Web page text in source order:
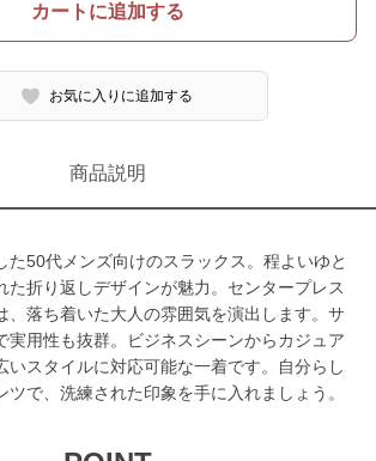
カートに追加する
お気に入りに追加する
商品説明
た50代メンズ向けのスラックス。程よいゆと
た折り返しデザインが魅力。センタープレス
、落ち着いた大人の雰囲気を演出します。サ
実用性も抜群。ビジネスシーンからカジュア
いスタイルに対応可能な一着です。自分らし
ツで、洗練された印象を手に入れましょう。